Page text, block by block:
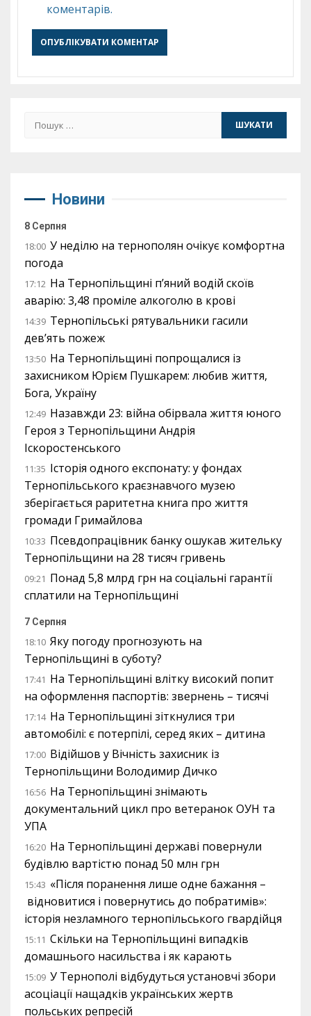
коментарів.
Пошук:
Новини
8 Серпня
18:00 У неділю на тернополян очікує комфортна
погода
17:12 На Тернопільщині п’яний водій скоїв
аварію: 3,48 проміле алкоголю в крові
14:39 Тернопільські рятувальники гасили
дев’ять пожеж
13:50 На Тернопільщині попрощалися із
захисником Юрієм Пушкарем: любив життя,
Бога, Україну
12:49 Назавжди 23: війна обірвала життя юного
Героя з Тернопільщини Андрія
Іскоростенського
11:35 Історія одного експонату: у фондах
Тернопільського краєзнавчого музею
зберігається раритетна книга про життя
громади Гримайлова
10:33 Псевдопрацівник банку ошукав жительку
Тернопільщини на 28 тисяч гривень
09:21 Понад 5,8 млрд грн на соціальні гарантії
сплатили на Тернопільщині
7 Серпня
18:10 Яку погоду прогнозують на
Тернопільщині в суботу?
17:41 На Тернопільщині влітку високий попит
на оформлення паспортів: звернень – тисячі
17:14 На Тернопільщині зіткнулися три
автомобілі: є потерпілі, серед яких – дитина
17:00 Відійшов у Вічність захисник із
Тернопільщини Володимир Дичко
16:56 На Тернопільщині знімають
документальний цикл про ветеранок ОУН та
УПА
16:20 На Тернопільщині державі повернули
будівлю вартістю понад 50 млн грн
15:43 «Після поранення лише одне бажання –
відновитися і повернутись до побратимів»:
історія незламного тернопільського гвардійця
15:11 Скільки на Тернопільщині випадків
домашнього насильства і як карають
15:09 У Тернополі відбудуться установчі збори
асоціації нащадків українських жертв
польських репресій